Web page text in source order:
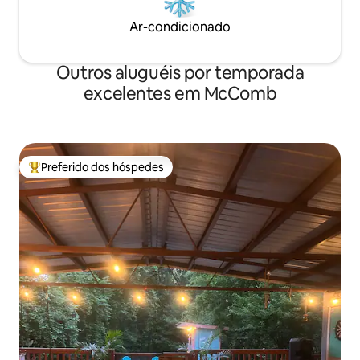
Ar-condicionado
Outros aluguéis por temporada
excelentes em McComb
Entre os melhores preferidos dos hóspedes
Preferido dos hóspedes